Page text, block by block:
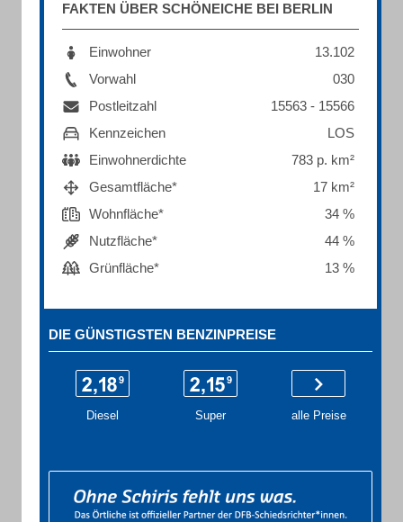
FAKTEN ÜBER SCHÖNEICHE BEI BERLIN
Einwohner
13.102
Vorwahl
030
Postleitzahl
15563 - 15566
Kennzeichen
LOS
Einwohnerdichte
783 p. km²
Gesamtfläche*
17 km²
Wohnfläche*
34 %
Nutzfläche*
44 %
Grünfläche*
13 %
DIE GÜNSTIGSTEN BENZINPREISE
Diesel Super alle Preise